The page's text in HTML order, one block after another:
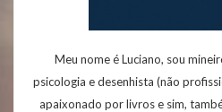
Meu nome é Luciano, sou
psicologia e desenhista (não
apaixonado por livros e sim,